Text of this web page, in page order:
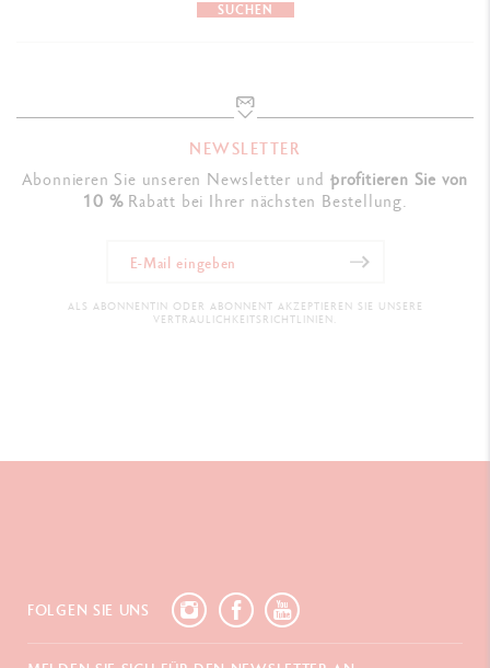
SUCHEN
NEWSLETTER
Abonnieren Sie unseren Newsletter undprofitieren Sie von
10 %Rabatt bei Ihrer nächsten Bestellung.
ALS ABONNENTIN ODER ABONNENT AKZEPTIEREN SIE UNSERE
VERTRAULICHKEITSRICHTLINIEN.
FOLGEN SIE UNS